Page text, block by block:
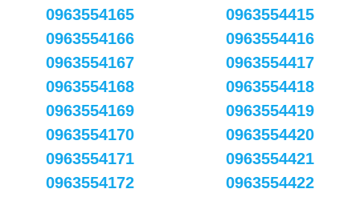
0963554165
0963554166
0963554167
0963554168
0963554169
0963554170
0963554171
0963554172
0963554415
0963554416
0963554417
0963554418
0963554419
0963554420
0963554421
0963554422